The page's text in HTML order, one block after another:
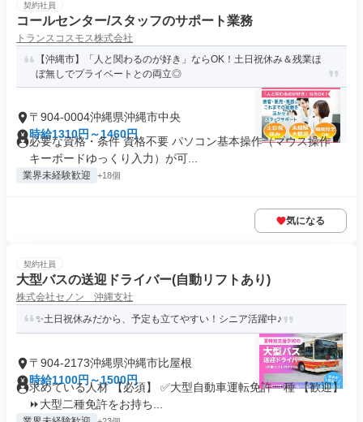
契約社員
コールセンター/スタッフのサポート業務
トランスコスモス株式会社
【沖縄市】「人と関わるのが好き」ならOK！土日祝休み＆残業ほ
ぼ無しでプライベートとの両立◎
〒904-0004沖縄県沖縄市中央
時給1310円～1460円
必要な資格・条件 資格不要 パソコン基本操作（マウス操作・
キーボードゆっくり入力）が可...
業界未経験歓迎 +18個
気になる
契約社員
大型バスの送迎ドライバー(自動リフトあり)
株式会社セノン 沖縄支社
✨土日祝休みだから、予定も立てやすい！シニア活躍中♪
〒904-2173沖縄県沖縄市比屋根
時給1100円～1500円
求めている人材 【必須】 ✅大型自動車運転免許一種 【歓迎】
⏩大型二種免許をお持ち...